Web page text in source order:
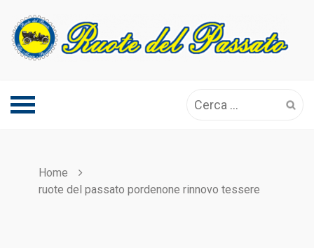
content
per:
Home
ruote del passato pordenone rinnovo tessere